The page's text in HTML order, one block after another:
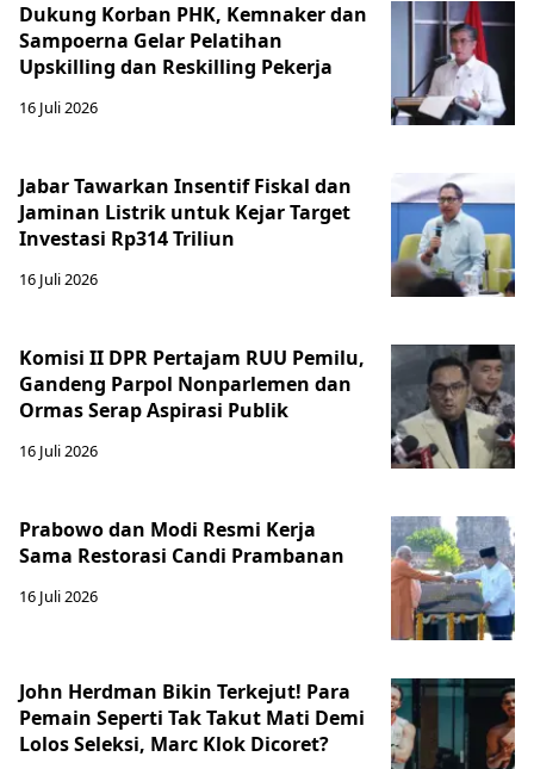
Dukung Korban PHK, Kemnaker dan
Sampoerna Gelar Pelatihan
Upskilling dan Reskilling Pekerja
16 Juli 2026
Jabar Tawarkan Insentif Fiskal dan
Jaminan Listrik untuk Kejar Target
Investasi Rp314 Triliun
16 Juli 2026
Komisi II DPR Pertajam RUU Pemilu,
Gandeng Parpol Nonparlemen dan
Ormas Serap Aspirasi Publik
16 Juli 2026
Prabowo dan Modi Resmi Kerja
Sama Restorasi Candi Prambanan
16 Juli 2026
John Herdman Bikin Terkejut! Para
Pemain Seperti Tak Takut Mati Demi
Lolos Seleksi, Marc Klok Dicoret?